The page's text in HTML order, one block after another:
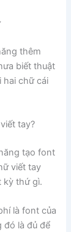
thêm
biết thuật
hai chữ cái
tay?
tạo font
viết tay
kỳ thứ gì.
là font của
đó là đủ để